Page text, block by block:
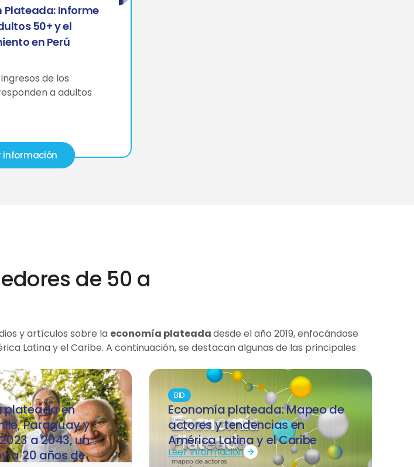
Plateada: Informe
50+ y el
en Perú
de los
a adultos
información
de 50 a
y artículos sobre la economía plateadadesde el año 2019, enfocándose
Latina y el Caribe. A continuación, se destacan algunas de las principales
plateada en
Paraguay y
a 2043, un
a 20 años de
BID
Economía plateada: Mapeo de
actores y tendencias en
América Latina y el Caribe
Leer Información